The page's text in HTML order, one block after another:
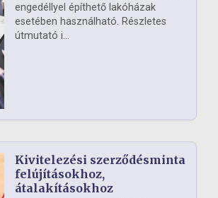
engedéllyel építhető lakóházak
esetében használható. Részletes
útmutató i...
Kivitelezési szerződésminta
felújításokhoz,
átalakításokhoz